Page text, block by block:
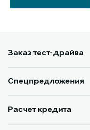
Заказ тест-драйва
Спецпредложения
Расчет кредита